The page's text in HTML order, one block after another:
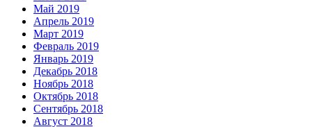
Май 2019
Апрель 2019
Март 2019
Февраль 2019
Январь 2019
Декабрь 2018
Ноябрь 2018
Октябрь 2018
Сентябрь 2018
Август 2018